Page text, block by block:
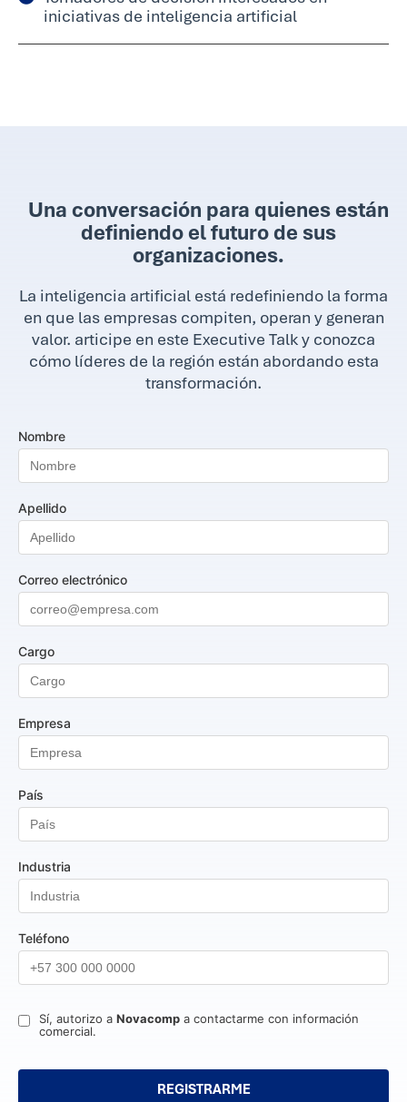
iniciativas de inteligencia artificial
Una conversación para quienes están
definiendo el futuro de sus
organizaciones.
La inteligencia artificial está redefiniendo la forma
en que las empresas compiten, operan y generan
valor. articipe en este Executive Talk y conozca
cómo líderes de la región están abordando esta
transformación.
Nombre
Apellido
Correo electrónico
Cargo
Empresa
País
Industria
Teléfono
Sí, autorizo a Novacomp a contactarme con información
comercial.
REGISTRARME